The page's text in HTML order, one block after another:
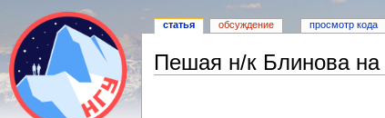
Пешая н/к Блинова на
статья обсуждение просмотр кода